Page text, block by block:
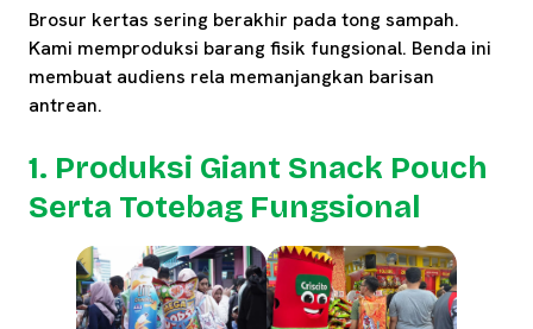
Brosur kertas sering berakhir pada tong sampah.
Kami memproduksi barang fisik fungsional. Benda ini
membuat audiens rela memanjangkan barisan
antrean.
1. Produksi Giant Snack Pouch
Serta Totebag Fungsional